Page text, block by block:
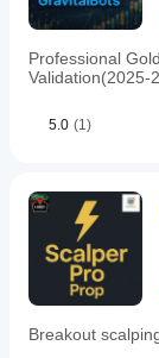
Professional
Validation(2025-
5.0 (1)
Breakout